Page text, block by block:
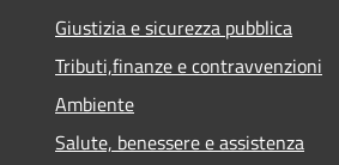
Giustizia e sicurezza pubblica
Tributi,finanze e contravvenzioni
Ambiente
Salute, benessere e assistenza